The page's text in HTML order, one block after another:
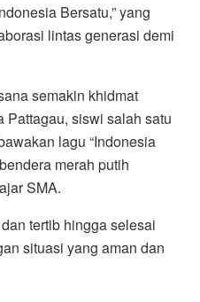
Bersatu,” yang
lintas generasi demi
semakin khidmat
siswi salah satu
lagu “Indonesia
merah putih
SMA.
tertib hingga selesai
situasi yang aman dan